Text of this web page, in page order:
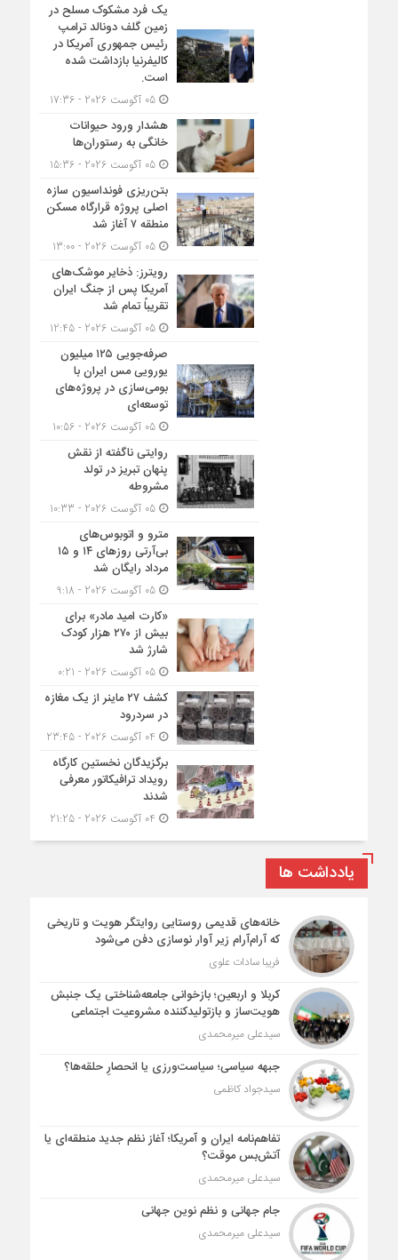
یک فرد مشکوک مسلح در
زمین گلف دونالد ترامپ
رئیس جمهوری آمریکا در
کالیفرنیا بازداشت شده
است.
05 آگوست 2026 - 17:36
هشدار ورود حیوانات
خانگی به رستوران‌ها
05 آگوست 2026 - 15:36
بتن‌ریزی فونداسیون سازه
اصلی پروژه قرارگاه مسکن
منطقه ۷ آغاز شد
05 آگوست 2026 - 13:00
رویترز: ذخایر موشک‌های
آمریکا پس از جنگ ایران
تقریباً تمام شد
05 آگوست 2026 - 12:45
صرفه‌جویی ۱۲۵ میلیون
یورویی مس ایران با
بومی‌سازی در پروژه‌های
توسعه‌ای
05 آگوست 2026 - 10:56
روایتی ناگفته از نقش
پنهان تبریز در تولد
مشروطه
05 آگوست 2026 - 10:33
مترو و اتوبوس‌های
بی‌آرتی روزهای ۱۴ و ۱۵
مرداد رایگان شد
05 آگوست 2026 - 9:18
«کارت امید مادر» برای
بیش از ۲۷۰ هزار کودک
شارژ شد
05 آگوست 2026 - 0:21
کشف ۲۷ ماینر از یک مغازه
در سردرود
برگزیدگان نخستین کارگاه
رویداد ترافیکاتور معرفی
شدند
یادداشت ها
خانه‌های قدیمی روستایی روایتگر هویت و تاریخی
که آرام‌آرام زیر آوار نوسازی دفن می‌شود
فریبا سادات علوی
کربلا و اربعین؛ بازخوانی جامعه‌شناختی یک جنبش
هویت‌ساز و بازتولیدکننده مشروعیت اجتماعی
سیدعلی میرمحمدی
جبهه سیاسی؛ سیاست‌ورزی یا انحصارِ حلقه‌ها؟
سیدجواد کاظمی
تفاهم‌نامه ایران و آمریکا؛ آغاز نظم جدید منطقه‌ای یا
آتش‌بس موقت؟
سیدعلی میرمحمدی
جام جهانی و نظم نوین جهانی
سیدعلی میرمحمدی